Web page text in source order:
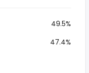
49.5%
47.4%